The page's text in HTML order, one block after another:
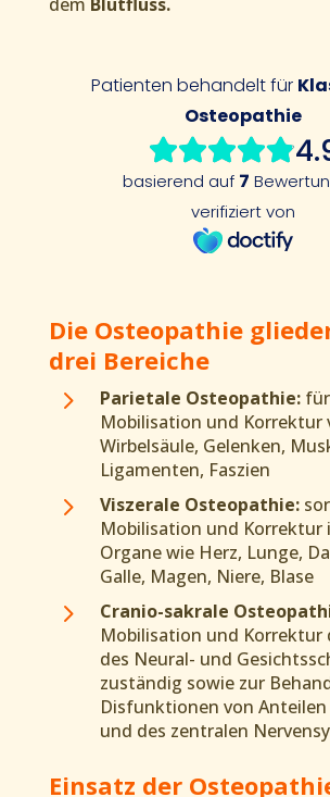
Die Osteopathie
drei Bereiche
5 Parietale Osteopathie:für
Mobilisation und Korrektur
Wirbelsäule, Gelenken,
Ligamenten, Faszien
5 Viszerale Osteopathie:
Mobilisation und Korrektur
Organe wie Herz, Lunge,
Galle, Magen, Niere, Blase
5 Cranio-sakrale
Mobilisation und Korrektur
des Neural- und
zuständig sowie zur
Disfunktionen von Anteilen
und des zentralen
Einsatz der